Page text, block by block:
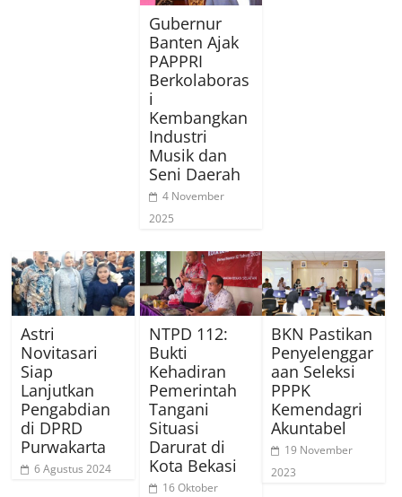
Gubernur
Banten Ajak
PAPPRI
Berkolaboras
i
Kembangkan
Industri
Musik dan
Seni Daerah
4 November
2025
Astri
Novitasari
Siap
Lanjutkan
Pengabdian
di DPRD
Purwakarta
6 Agustus 2024
NTPD 112:
Bukti
Kehadiran
Pemerintah
Tangani
Situasi
Darurat di
Kota Bekasi
16 Oktober
BKN Pastikan
Penyelenggar
aan Seleksi
PPPK
Kemendagri
Akuntabel
19 November
2023